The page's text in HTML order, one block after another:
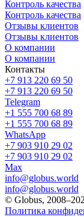
Контроль качества
Контроль качества
Отзывы клиентов
Отзывы клиентов
О компании
О компании
Контакты
+7 913 220 69 50
+7 913 220 69 50
Telegram
+1 555 700 68 89
+1 555 700 68 89
WhatsApp
+7 903 910 29 02
+7 903 910 29 02
Max
info@globus.world
info@globus.world
© Globus,
Политика